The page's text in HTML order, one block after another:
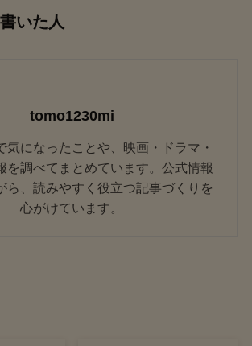
いた人
tomo1230mi
気になったことや、映画・ドラマ・
を調べてまとめています。公式情報
ら、読みやすく役立つ記事づくりを
心がけています。